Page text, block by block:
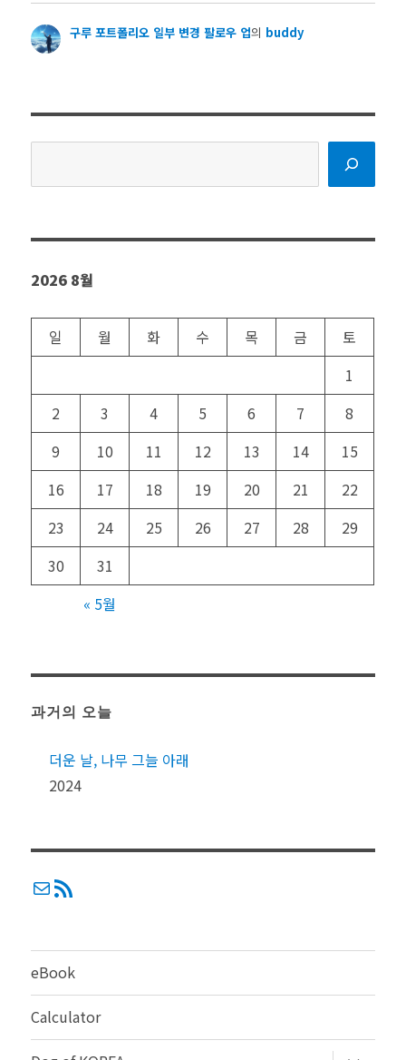
구루 포트폴리오 일부 변경 팔로우 업의 buddy
2026 8월
일 월 화 수 목 금
토
1
2
3 4 5 6 7
8
9
10 11 12 13 14
15
16
17 18 19 20 21
22
23
24 25 26 27 28
29
30
31
« 5월
과거의 오늘
더운 날, 나무 그늘 아래
2024
메일RSS
eBook
Calculator
하